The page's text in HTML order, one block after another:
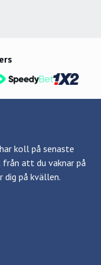
koll på senaste
att du vaknar på
på kvällen.